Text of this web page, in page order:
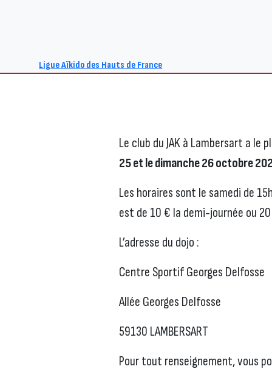
Ligue Aïkido des Hauts de France
Le club du JAK à Lambersart a le
25 et le dimanche 26 octobre
Les horaires sont le samedi de
est de 10 € la demi-journée ou
L’adresse du dojo :
Centre Sportif Georges Delfosse
Allée Georges Delfosse
59130 LAMBERSART
Pour tout renseignement, vous